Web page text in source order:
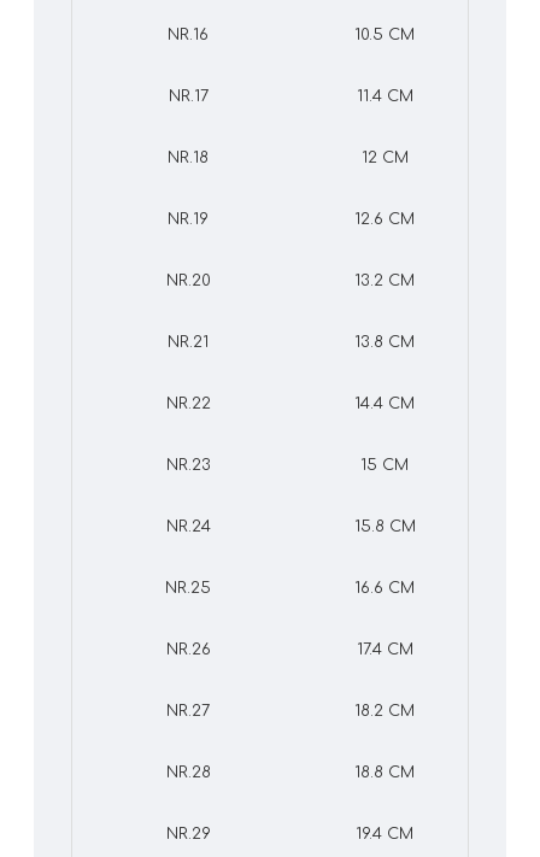
NR.16 10.5 CM
NR.17 11.4 CM
NR.18 12 CM
NR.19 12.6 CM
NR.20 13.2 CM
NR.21 13.8 CM
NR.22 14.4 CM
NR.23 15 CM
NR.24 15.8 CM
NR.25 16.6 CM
NR.26 17.4 CM
NR.27 18.2 CM
NR.28 18.8 CM
NR.29 19.4 CM